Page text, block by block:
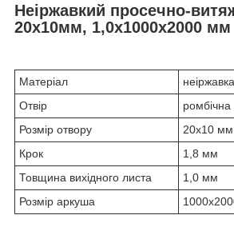
Неіржавкий просечно-
20х10мм, 1,0х1000x2000 мм
Матеріал
Отвір
ромбічна
Розмір отвору
20х10 мм
Крок
1,8 мм
Товщина вихідного листа
1,0 мм
Розмір аркуша